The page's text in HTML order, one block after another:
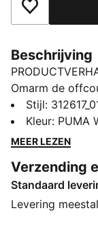
Toegevoegd
Beschrijving
Omarm de
een schoen die
een moderne
rijke sportieve
bovenwerk met
gekenmerkt
DETAILS
Stijl:
Kleur: PUMA
MEER LEZEN
Verzending
Standaard
Levering